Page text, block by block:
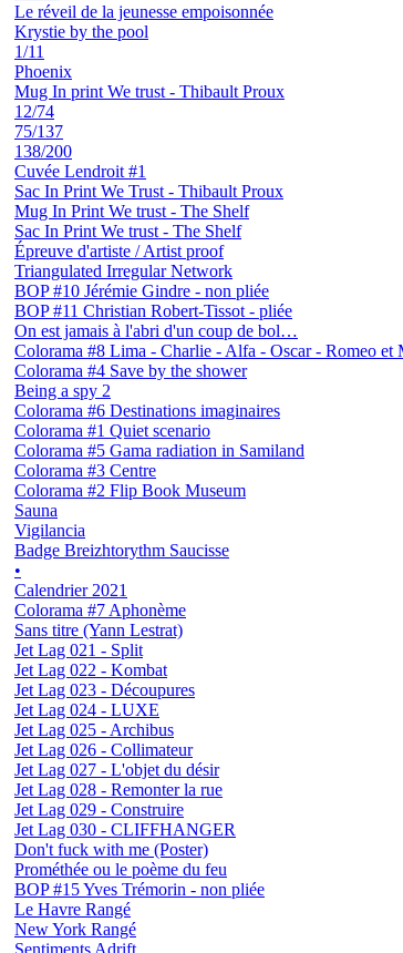
Le réveil de la jeunesse empoisonnée
Krystie by the pool
1/11
Phoenix
Mug In print We trust - Thibault Proux
12/74
75/137
138/200
Cuvée Lendroit #1
Sac In Print We Trust - Thibault Proux
Mug In Print We trust - The Shelf
Sac In Print We trust - The Shelf
Épreuve d'artiste / Artist proof
Triangulated Irregular Network
BOP #10 Jérémie Gindre - non pliée
BOP #11 Christian Robert-Tissot - pliée
On est jamais à l'abri d'un coup de bol…
Colorama #8 Lima - Charlie - Alfa - Oscar - Romeo et
Colorama #4 Save by the shower
Being a spy 2
Colorama #6 Destinations imaginaires
Colorama #1 Quiet scenario
Colorama #5 Gama radiation in Samiland
Colorama #3 Centre
Colorama #2 Flip Book Museum
Sauna
Vigilancia
Badge Breizhtorythm Saucisse
•
Calendrier 2021
Colorama #7 Aphonème
Sans titre (Yann Lestrat)
Jet Lag 021 - Split
Jet Lag 022 - Kombat
Jet Lag 023 - Découpures
Jet Lag 024 - LUXE
Jet Lag 025 - Archibus
Jet Lag 026 - Collimateur
Jet Lag 027 - L'objet du désir
Jet Lag 028 - Remonter la rue
Jet Lag 029 - Construire
Jet Lag 030 - CLIFFHANGER
Don't fuck with me (Poster)
Prométhée ou le poème du feu
BOP #15 Yves Trémorin - non pliée
Le Havre Rangé
New York Rangé
Sentiments Adrift